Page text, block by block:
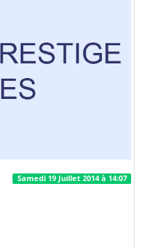
Samedi 19 Juillet 2014 à 14:07